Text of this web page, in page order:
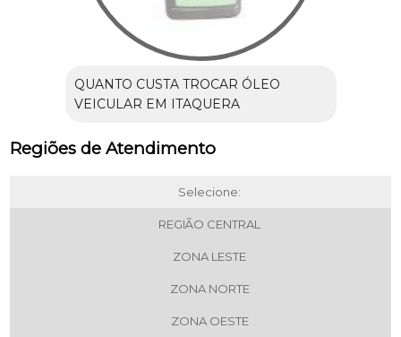
QUANTO CUSTA TROCAR ÓLEO
VEICULAR EM ITAQUERA
Regiões de Atendimento
Selecione:
REGIÃO CENTRAL
ZONA LESTE
ZONA NORTE
ZONA OESTE